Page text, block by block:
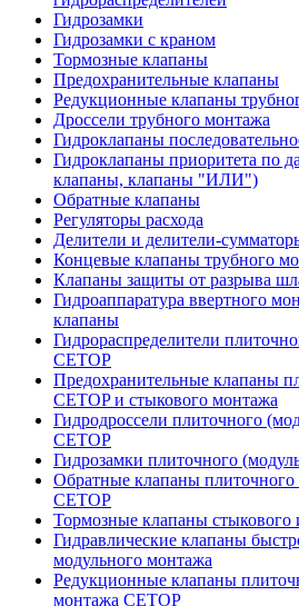
Гидрозамки
Гидрозамки с краном
Тормозные клапаны
Предохранительные клапаны
Редукционные клапаны
Дроссели трубного монтажа
Гидроклапаны
Гидроклапаны приоритета по
клапаны, клапаны "ИЛИ")
Обратные клапаны
Регуляторы расхода
Делители и делители-
Концевые клапаны трубного
Клапаны защиты от разрыва
Гидроаппаратура ввертного
клапаны
Гидрораспределители
CETOP
Предохранительные клапаны
CETOP и стыкового монтажа
Гидродроссели плиточного
CETOP
Гидрозамки плиточного
Обратные клапаны плиточного
CETOP
Тормозные клапаны стыкового
Гидравлические клапаны
модульного монтажа
Редукционные клапаны
монтажа CETOP